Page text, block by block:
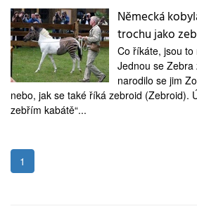
objevy
vynálezy
planeta
přiroda
pokrok
Německá
trochu jako
Co říkáte, jsou
Jednou se
narodilo se jim
nebo, jak se také říká zebroid (Zebroid).
zebřím kabátě“...
1